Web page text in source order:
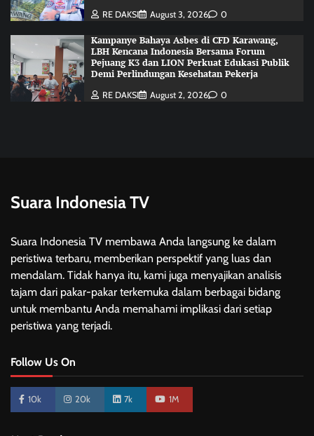
RE DAKSI August 3, 2026 0
Kampanye Bahaya Asbes di CFD Karawang,
LBH Kencana Indonesia Bersama Forum
Pejuang K3 dan LION Perkuat Edukasi Publik
Demi Perlindungan Kesehatan Pekerja
RE DAKSI August 2, 2026 0
Suara Indonesia TV
Suara Indonesia TV membawa Anda langsung ke dalam
peristiwa terbaru, memberikan perspektif yang luas dan
mendalam. Tidak hanya itu, kami juga menyajikan analisis
tajam dari pakar-pakar terkemuka dalam berbagai bidang
untuk membantu Anda memahami implikasi dari setiap
peristiwa yang terjadi.
Follow Us On
10k 20k 7k 1M